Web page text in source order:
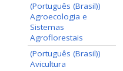
(Português (Brasil))
Agroecologia e
Sistemas
Agroflorestais
(Português (Brasil))
Avicultura